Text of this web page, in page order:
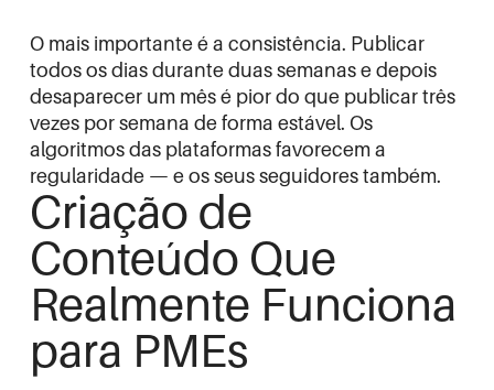
O mais importante é a consistência. Publicar
todos os dias durante duas semanas e depois
desaparecer um mês é pior do que publicar três
vezes por semana de forma estável. Os
algoritmos das plataformas favorecem a
regularidade — e os seus seguidores também.
Criação de
Conteúdo Que
Realmente Funciona
para PMEs